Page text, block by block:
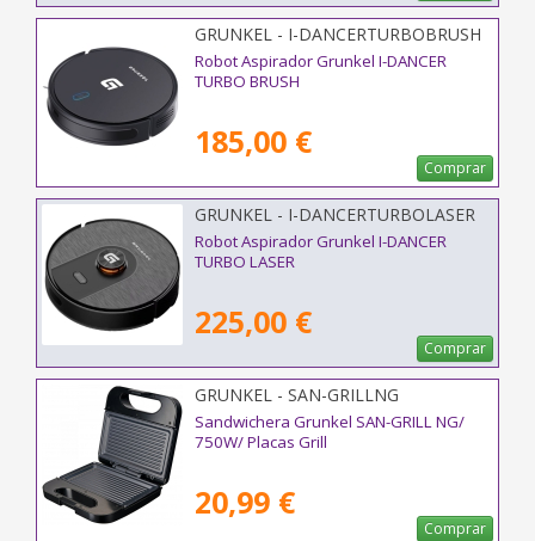
GRUNKEL - I-DANCERTURBOBRUSH
Robot Aspirador Grunkel I-DANCER
TURBO BRUSH
185,00 €
Comprar
GRUNKEL - I-DANCERTURBOLASER
Robot Aspirador Grunkel I-DANCER
TURBO LASER
225,00 €
Comprar
GRUNKEL - SAN-GRILLNG
Sandwichera Grunkel SAN-GRILL NG/
750W/ Placas Grill
20,99 €
Comprar